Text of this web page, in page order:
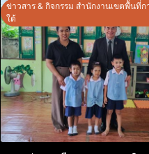
ข่าวสาร & กิจกรรม สำนักงานเขตพื้นที่
ใต้